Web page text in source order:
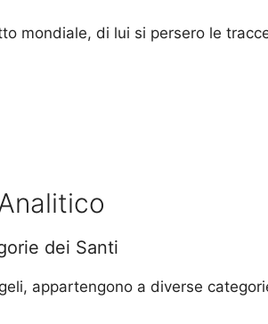
mondiale, di lui si persero le
dei Santi
appartengono a diverse